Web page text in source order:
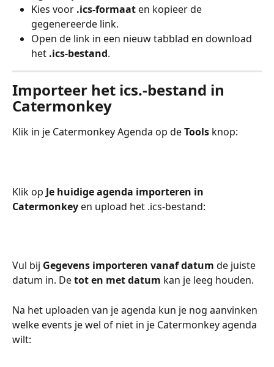
Kies voor .ics-formaat en kopieer de
gegenereerde link.
Open de link in een nieuw tabblad en download
het .ics-bestand.
Importeer het ics.-bestand in
Catermonkey
Klik in je Catermonkey Agenda op de Tools knop:
Klik op Je huidige agenda importeren in
Catermonkey en upload het .ics-bestand:
Vul bij Gegevens importeren vanaf datum de juiste
datum in. De tot en met datum kan je leeg houden.
Na het uploaden van je agenda kun je nog aanvinken
welke events je wel of niet in je Catermonkey agenda
wilt: